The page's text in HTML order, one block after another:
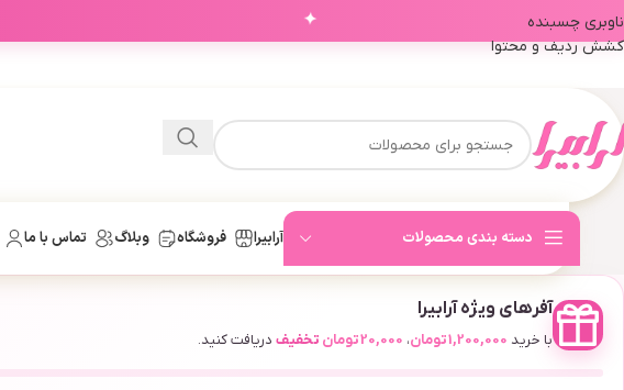
✦
ناوبری چسبنده
کشش ردیف و محتوا
دسته بندی محصولات آرابیرا فروشگاه وبلاگ تماس با ما
آفرهای ویژه آرابیرا
با خرید 1,200,000تومان، 20,000تومان تخفیف دریافت کنید.